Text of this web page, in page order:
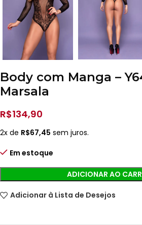
Body com Manga –
Marsala
R$134,90
2x de R$67,45 sem juros.
Em estoque
ADICIONAR AO
Adicionar à Lista de Desejos